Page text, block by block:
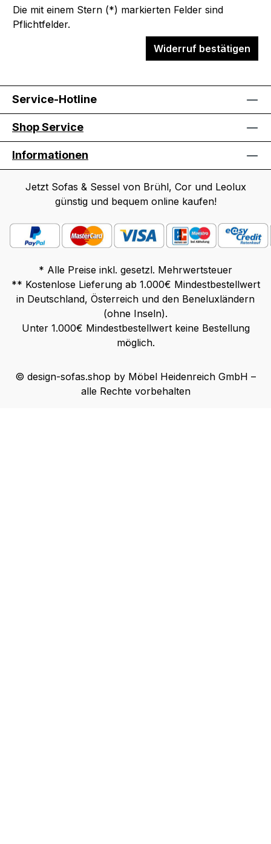
Die mit einem Stern (*) markierten Felder sind
Pflichtfelder.
Widerruf bestätigen
Service-Hotline
Shop Service
Informationen
Jetzt Sofas & Sessel von Brühl, Cor und Leolux
günstig und bequem online kaufen!
* Alle Preise inkl. gesetzl. Mehrwertsteuer
** Kostenlose Lieferung ab 1.000€ Mindestbestellwert
in Deutschland, Österreich und den Beneluxländern
(ohne Inseln).
Unter 1.000€ Mindestbestellwert keine Bestellung
möglich.
© design-sofas.shop by Möbel Heidenreich GmbH –
alle Rechte vorbehalten